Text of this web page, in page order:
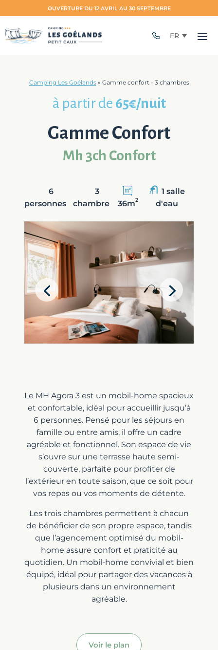
OUVERTURE DU 12 AVRIL AU 30 SEPTEMBRE
FR
Camping Les Goélands» Gamme confort - 3 chambres
à partir de 65€/nuit
Gamme Confort
Mh 3ch Confort
6
personnes
3
chambre
36m2
1 salle
d'eau
Le MH Agora 3 est un mobil-home spacieux
et confortable, idéal pour accueillir jusqu’à
6 personnes. Pensé pour les séjours en
famille ou entre amis, il offre un cadre
agréable et fonctionnel. Son espace de vie
s’ouvre sur une terrasse haute semi-
couverte, parfaite pour profiter de
l’extérieur en toute saison, que ce soit pour
vos repas ou vos moments de détente.
Les trois chambres permettent à chacun
de bénéficier de son propre espace, tandis
que l’agencement optimisé du mobil-
home assure confort et praticité au
quotidien. Un mobil-home convivial et bien
équipé, idéal pour partager des vacances à
plusieurs dans un environnement
agréable.
Voir le plan